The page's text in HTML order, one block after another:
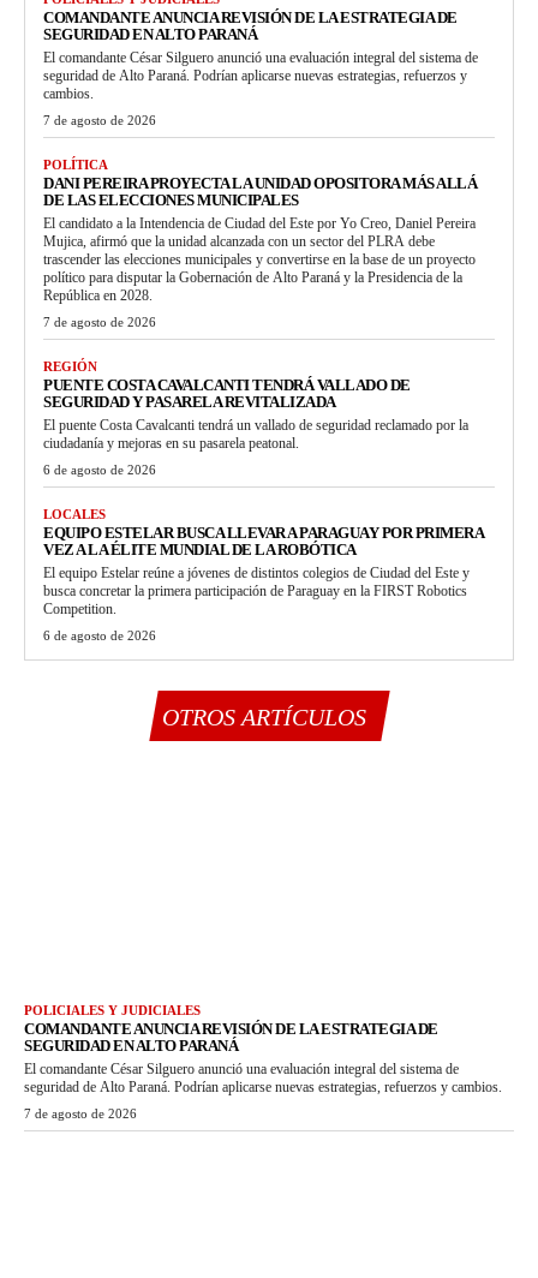
COMANDANTE ANUNCIA REVISIÓN DE LA ESTRATEGIA DE
SEGURIDAD EN ALTO PARANÁ
El comandante César Silguero anunció una evaluación integral del sistema de
seguridad de Alto Paraná. Podrían aplicarse nuevas estrategias, refuerzos y
cambios.
7 de agosto de 2026
POLÍTICA
DANI PEREIRA PROYECTA LA UNIDAD OPOSITORA MÁS ALLÁ
DE LAS ELECCIONES MUNICIPALES
El candidato a la Intendencia de Ciudad del Este por Yo Creo, Daniel Pereira
Mujica, afirmó que la unidad alcanzada con un sector del PLRA debe
trascender las elecciones municipales y convertirse en la base de un proyecto
político para disputar la Gobernación de Alto Paraná y la Presidencia de la
República en 2028.
7 de agosto de 2026
REGIÓN
PUENTE COSTA CAVALCANTI TENDRÁ VALLADO DE
SEGURIDAD Y PASARELA REVITALIZADA
El puente Costa Cavalcanti tendrá un vallado de seguridad reclamado por la
ciudadanía y mejoras en su pasarela peatonal.
6 de agosto de 2026
LOCALES
EQUIPO ESTELAR BUSCA LLEVAR A PARAGUAY POR PRIMERA
VEZ A LA ÉLITE MUNDIAL DE LA ROBÓTICA
El equipo Estelar reúne a jóvenes de distintos colegios de Ciudad del Este y
busca concretar la primera participación de Paraguay en la FIRST Robotics
Competition.
6 de agosto de 2026
OTROS ARTÍCULOS
POLICIALES Y JUDICIALES
COMANDANTE ANUNCIA REVISIÓN DE LA ESTRATEGIA DE
SEGURIDAD EN ALTO PARANÁ
El comandante César Silguero anunció una evaluación integral del sistema de
seguridad de Alto Paraná. Podrían aplicarse nuevas estrategias, refuerzos y cambios.
7 de agosto de 2026